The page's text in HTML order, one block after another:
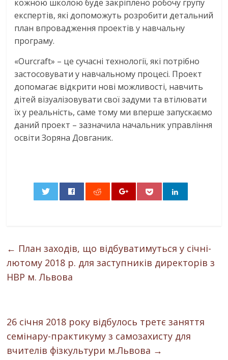
кожною школою буде закріплено робочу групу
експертів, які допоможуть розробити детальний
план впровадження проектів у навчальну
програму.
«Ourcraft» – це сучасні технології, які потрібно
застосовувати у навчальному процесі. Проект
допомагає відкрити нові можливості, навчить
дітей візуалізовувати свої задуми та втілювати
їх у реальність, саме тому ми вперше запускаємо
даний проект – зазначила начальник управління
освіти Зоряна Довганик.
← План заходів, що відбуватимуться у січні-
лютому 2018 р. для заступників директорів з
НВР м. Львова
26 січня 2018 року відбулось третє заняття
семінару-практикуму з самозахисту для
вчителів фізкультури м.Львова →